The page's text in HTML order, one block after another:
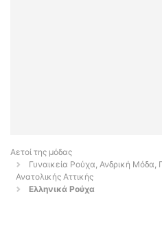
Αετοί της μόδας
Γυναικεία Ρούχα, Ανδρική Μόδα,
Ανατολικής Αττικής
Ελληνικά Ρούχα